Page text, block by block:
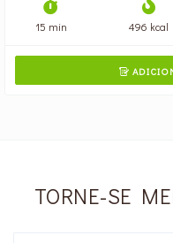
15 min 496 kcal

TORNE-SE